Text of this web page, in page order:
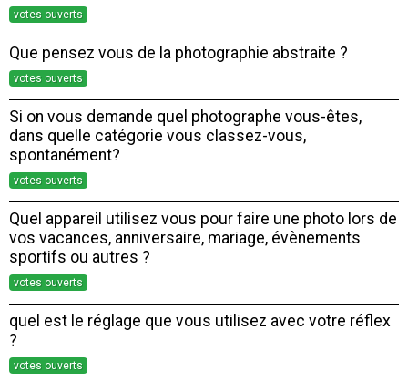
votes ouverts
Que pensez vous de la photographie abstraite ?
votes ouverts
Si on vous demande quel photographe vous-êtes,
dans quelle catégorie vous classez-vous,
spontanément?
votes ouverts
Quel appareil utilisez vous pour faire une photo lors de
vos vacances, anniversaire, mariage, évènements
sportifs ou autres ?
votes ouverts
quel est le réglage que vous utilisez avec votre réflex
?
votes ouverts